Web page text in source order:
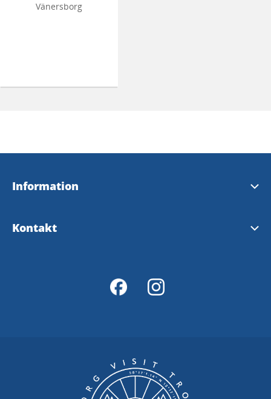
Vänersborg
Information
Brochure touristique 2026 (en anglais)
Kontakt
Vänersborg Fremdenverkehrsbüro